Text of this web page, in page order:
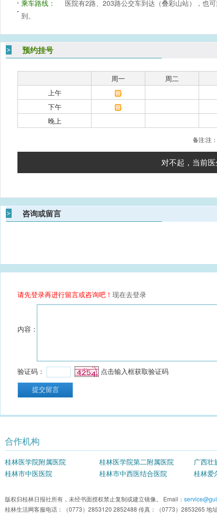
乘车路线：
医院有2路、203路公交车到达（叠彩山站），也
到。
预约挂号
周一
周二
上午
下午
晚上
备注:注
对不起，当前
合作机构
桂林医学院附属医院 桂林医学院第二附属医院
广西壮
院
桂林市中医医院 桂林市中西医结合医院 桂林爱
版权归桂林日报社所有，未经书面授权禁止复制或建立镜像。 Email：
桂林生活网客服电话：（0773）2853120 2852488 传真：（0773）2853265 地